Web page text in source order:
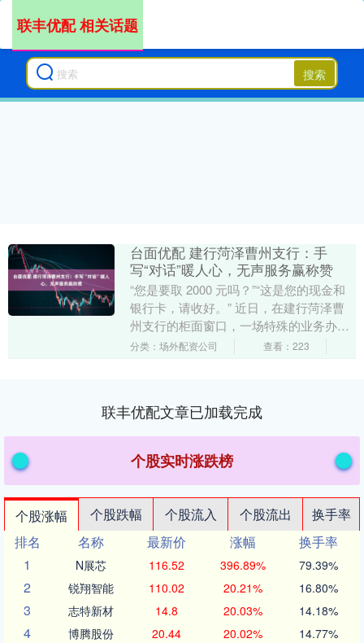
搜索
联丰优配 相关话题
台面优配 建行菏泽曹州支行：手
写“对话”暖人心，无声服务赢称赞
“您是要取 2000 元吗？”“这是您的现金和
银行卡，请收好。” 近日，在建行菏泽曹
州支行的柜面窗口，一场特殊的业务办理
正在进行——柜员没有用声音沟通，而是
分类：场外配资公司 查看：223
联丰优配文章已加载完成
个股实时涨跌榜
个股涨幅 个股跌幅 个股流入 个股流出
换手率
排名
名称 最新价 涨幅
换手率
1
N展芯 116.52 396.89% 79.39%
2 锐翔智能 110.02 20.21% 16.80%
3 志特新材 14.8 20.03% 14.18%
4 博腾股份 20.44 20.02% 14.77%